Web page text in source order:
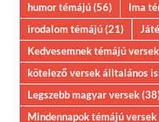
humor témájú(56) Ima
irodalom témájú(21)
Kedvesemnek témájú versek
kötelező versek álltalános
Legszebb magyar versek
Mindennapok témájú versek